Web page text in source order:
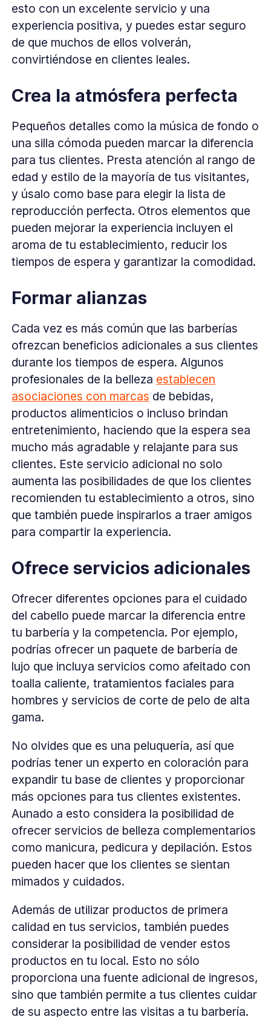
esto con un excelente servicio y una
experiencia positiva, y puedes estar seguro
de que muchos de ellos volverán,
convirtiéndose en clientes leales.
Crea la atmósfera perfecta
Pequeños detalles como la música de fondo o
una silla cómoda pueden marcar la diferencia
para tus clientes. Presta atención al rango de
edad y estilo de la mayoría de tus visitantes,
y úsalo como base para elegir la lista de
reproducción perfecta. Otros elementos que
pueden mejorar la experiencia incluyen el
aroma de tu establecimiento, reducir los
tiempos de espera y garantizar la comodidad.
Formar alianzas
Cada vez es más común que las barberías
ofrezcan beneficios adicionales a sus clientes
durante los tiempos de espera. Algunos
profesionales de la belleza establecen
asociaciones con marcas de bebidas,
productos alimenticios o incluso brindan
entretenimiento, haciendo que la espera sea
mucho más agradable y relajante para sus
clientes. Este servicio adicional no solo
aumenta las posibilidades de que los clientes
recomienden tu establecimiento a otros, sino
que también puede inspirarlos a traer amigos
para compartir la experiencia.
Ofrece servicios adicionales
Ofrecer diferentes opciones para el cuidado
del cabello puede marcar la diferencia entre
tu barbería y la competencia. Por ejemplo,
podrías ofrecer un paquete de barbería de
lujo que incluya servicios como afeitado con
toalla caliente, tratamientos faciales para
hombres y servicios de corte de pelo de alta
gama.
No olvides que es una peluquería, así que
podrías tener un experto en coloración para
expandir tu base de clientes y proporcionar
más opciones para tus clientes existentes.
Aunado a esto considera la posibilidad de
ofrecer servicios de belleza complementarios
como manicura, pedicura y depilación. Estos
pueden hacer que los clientes se sientan
mimados y cuidados.
Además de utilizar productos de primera
calidad en tus servicios, también puedes
considerar la posibilidad de vender estos
productos en tu local. Esto no sólo
proporciona una fuente adicional de ingresos,
sino que también permite a tus clientes cuidar
de su aspecto entre las visitas a tu barbería.